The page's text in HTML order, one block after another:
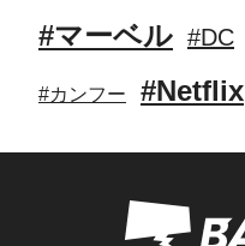
#マーベル #DC
#カンフー #Netflix